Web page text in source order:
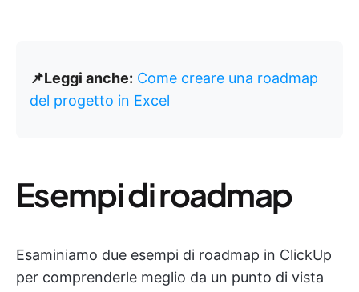
📌Leggi anche: Come creare una roadmap
del progetto in Excel
Esempi di roadmap
Esaminiamo due esempi di roadmap in ClickUp
per comprenderle meglio da un punto di vista